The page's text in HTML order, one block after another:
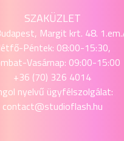
SZAKÜZLET
Margit krt. 48.
Péntek: 08:00-15:30,
Vasárnap: 09:00-15:00
+36 (70) 326 4014
nyelvű ügyfélszolgálat:
contact@studioflash.hu